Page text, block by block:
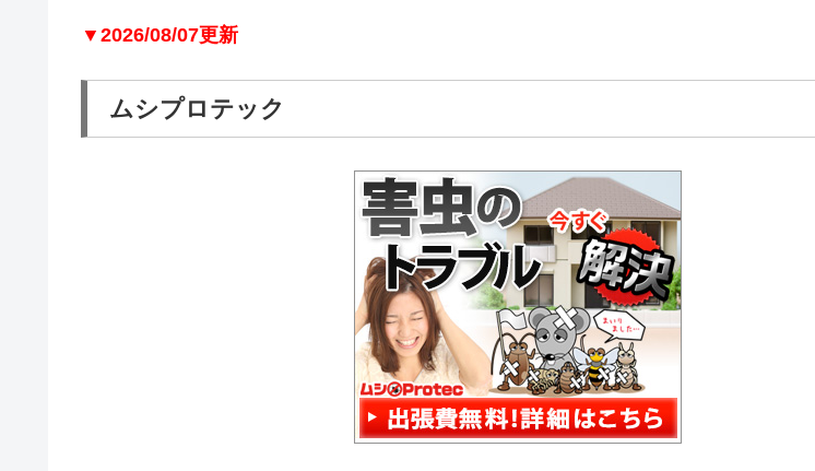
▼2026/08/07更新
ムシプロテック